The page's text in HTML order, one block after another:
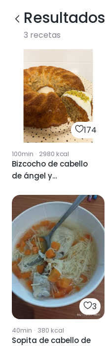
Resultados
3 recetas
174
100min · 2980 kcal
Bizcocho de cabello
de ángel y
3
40min · 380 kcal
Sopita de cabello de